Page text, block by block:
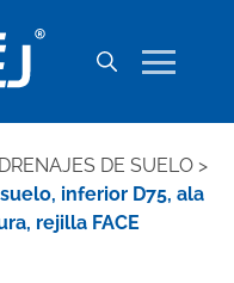
DRENAJES DE SUELO >
inferior D75, ala
rejilla FACE